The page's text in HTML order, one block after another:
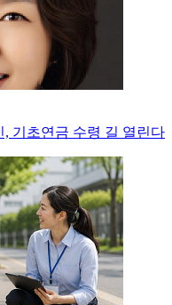
기초연금 수령 길 열린다